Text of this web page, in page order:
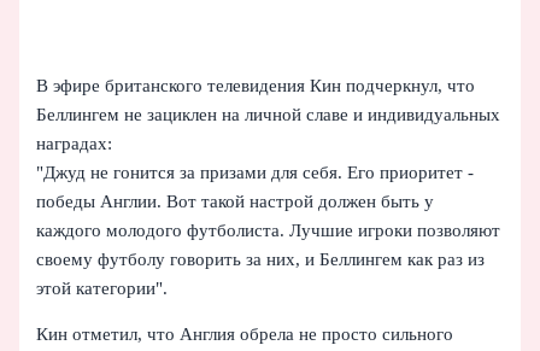
В эфире британского телевидения Кин подчеркнул, что
Беллингем не зациклен на личной славе и индивидуальных
наградах:
"Джуд не гонится за призами для себя. Его приоритет -
победы Англии. Вот такой настрой должен быть у
каждого молодого футболиста. Лучшие игроки позволяют
своему футболу говорить за них, и Беллингем как раз из
этой категории".
Кин отметил, что Англия обрела не просто сильного